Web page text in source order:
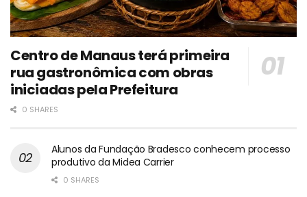
Centro de Manaus terá primeira
rua gastronômica com obras
iniciadas pela Prefeitura
0 SHARES
Alunos da Fundação Bradesco conhecem processo
produtivo da Midea Carrier
0 SHARES